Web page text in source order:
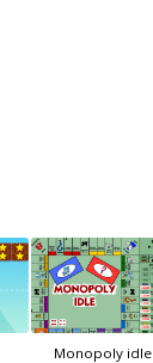
Monopoly idle